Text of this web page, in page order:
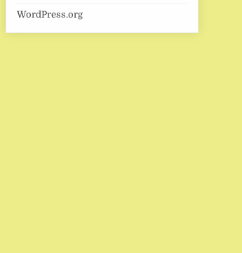
WordPress.org